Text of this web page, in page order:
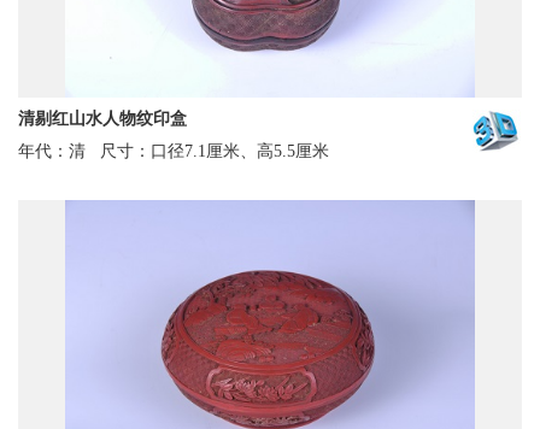
清剔红山水人物纹印盒
年代：清 尺寸：口径7.1厘米、高5.5厘米